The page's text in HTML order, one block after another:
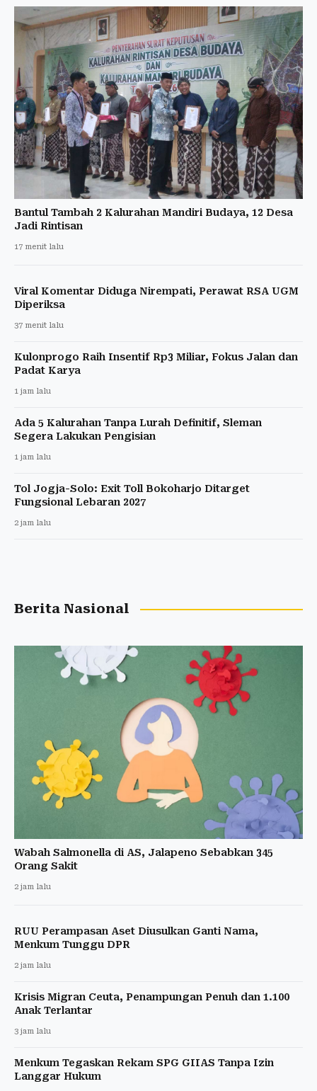
Bantul Tambah 2 Kalurahan Mandiri Budaya, 12 Desa
Jadi Rintisan
17 menit lalu
Viral Komentar Diduga Nirempati, Perawat RSA UGM
Diperiksa
37 menit lalu
Kulonprogo Raih Insentif Rp3 Miliar, Fokus Jalan dan
Padat Karya
1 jam lalu
Ada 5 Kalurahan Tanpa Lurah Definitif, Sleman
Segera Lakukan Pengisian
1 jam lalu
Tol Jogja-Solo: Exit Toll Bokoharjo Ditarget
Fungsional Lebaran 2027
2 jam lalu
Berita Nasional
Wabah Salmonella di AS, Jalapeno Sebabkan 345
Orang Sakit
2 jam lalu
RUU Perampasan Aset Diusulkan Ganti Nama,
Menkum Tunggu DPR
2 jam lalu
Krisis Migran Ceuta, Penampungan Penuh dan 1.100
Anak Terlantar
3 jam lalu
Menkum Tegaskan Rekam SPG GIIAS Tanpa Izin
Langgar Hukum